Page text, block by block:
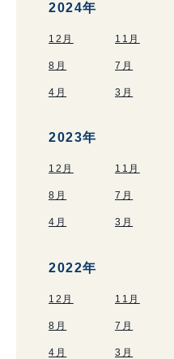
2024年
12月 11月
8月 7月
4月 3月
2023年
12月 11月
8月 7月
4月 3月
2022年
12月 11月
8月 7月
4月 3月